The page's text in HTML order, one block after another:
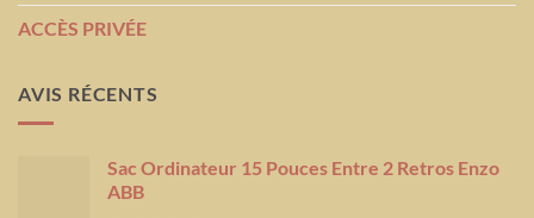
ACCÈS PRIVÉE
AVIS RÉCENTS
Sac Ordinateur 15 Pouces Entre 2 Retros Enzo
ABB